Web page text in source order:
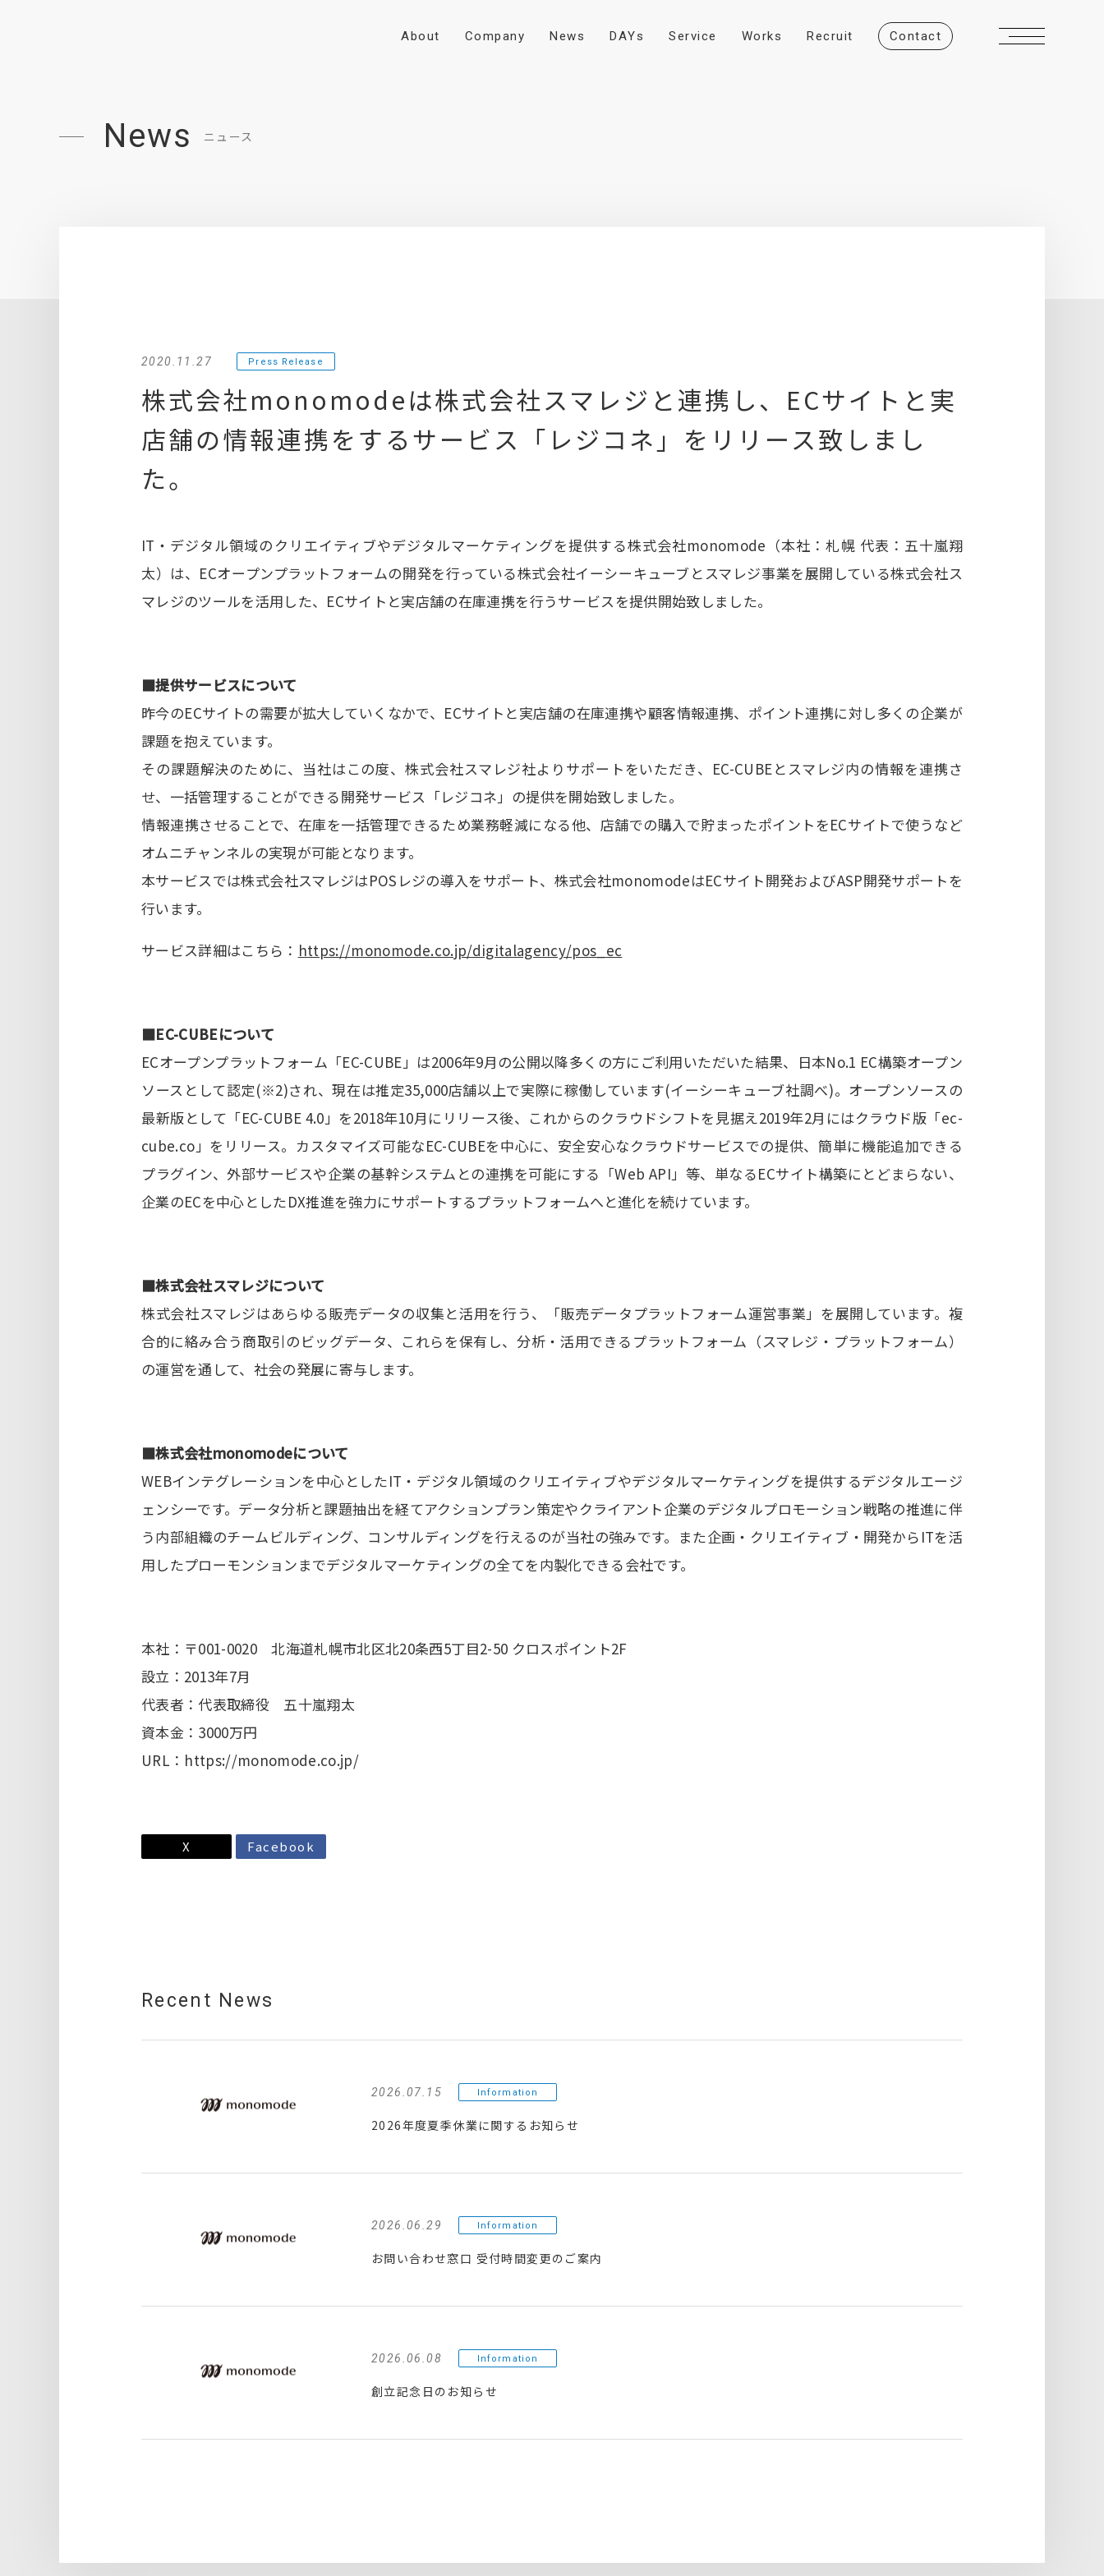
About Company News DAYs Service Works Recruit Contact
News ニュース
2020.11.27 Press Release
株式会社monomodeは株式会社スマレジと連携し、ECサイトと実
店舗の情報連携をするサービス「レジコネ」をリリース致しまし
た。
IT・デジタル領域のクリエイティブやデジタルマーケティングを提供する株式会社monomode（本社：札幌 代表：五十嵐翔
太）は、ECオープンプラットフォームの開発を行っている株式会社イーシーキューブとスマレジ事業を展開している株式会社ス
マレジのツールを活用した、ECサイトと実店舗の在庫連携を行うサービスを提供開始致しました。
■提供サービスについて
昨今のECサイトの需要が拡大していくなかで、ECサイトと実店舗の在庫連携や顧客情報連携、ポイント連携に対し多くの企業が
課題を抱えています。
その課題解決のために、当社はこの度、株式会社スマレジ社よりサポートをいただき、EC-CUBEとスマレジ内の情報を連携さ
せ、一括管理することができる開発サービス「レジコネ」の提供を開始致しました。
情報連携させることで、在庫を一括管理できるため業務軽減になる他、店舗での購入で貯まったポイントをECサイトで使うなど
オムニチャンネルの実現が可能となります。
本サービスでは株式会社スマレジはPOSレジの導入をサポート、株式会社monomodeはECサイト開発およびASP開発サポートを
行います。
サービス詳細はこちら： https://monomode.co.jp/digitalagency/pos_ec
■EC-CUBEについて
ECオープンプラットフォーム「EC-CUBE」は2006年9月の公開以降多くの方にご利用いただいた結果、日本No.1 EC構築オープン
ソースとして認定(※2)され、現在は推定35,000店舗以上で実際に稼働しています(イーシーキューブ社調べ)。オープンソースの
最新版として「EC-CUBE 4.0」を2018年10月にリリース後、これからのクラウドシフトを見据え2019年2月にはクラウド版「ec-
cube.co」をリリース。カスタマイズ可能なEC-CUBEを中心に、安全安心なクラウドサービスでの提供、簡単に機能追加できる
プラグイン、外部サービスや企業の基幹システムとの連携を可能にする「Web API」等、単なるECサイト構築にとどまらない、
企業のECを中心としたDX推進を強力にサポートするプラットフォームへと進化を続けています。
■株式会社スマレジについて
株式会社スマレジはあらゆる販売データの収集と活用を行う、「販売データプラットフォーム運営事業」を展開しています。複
合的に絡み合う商取引のビッグデータ、これらを保有し、分析・活用できるプラットフォーム（スマレジ・プラットフォーム）
の運営を通して、社会の発展に寄与します。
■株式会社monomodeについて
WEBインテグレーションを中心としたIT・デジタル領域のクリエイティブやデジタルマーケティングを提供するデジタルエージ
ェンシーです。データ分析と課題抽出を経てアクションプラン策定やクライアント企業のデジタルプロモーション戦略の推進に伴
う内部組織のチームビルディング、コンサルディングを行えるのが当社の強みです。また企画・クリエイティブ・開発からITを活
用したプローモンションまでデジタルマーケティングの全てを内製化できる会社です。
本社：〒001-0020 北海道札幌市北区北20条西5丁目2-50 クロスポイント2F
設立：2013年7月
代表者：代表取締役 五十嵐翔太
資本金：3000万円
URL：https://monomode.co.jp/
X Facebook
Recent News
2026.07.15 Information
2026年度夏季休業に関するお知らせ
2026.06.29 Information
お問い合わせ窓口 受付時間変更のご案内
2026.06.08 Information
創立記念日のお知らせ